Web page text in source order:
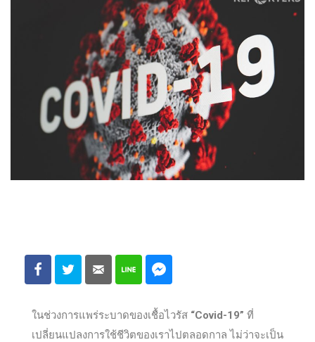
ในช่วงการแพร่ระบาดของเชื้อไวรัส “Covid-19” ที่
เปลี่ยนแปลงการใช้ชีวิตของเราไปตลอดกาล ไม่ว่าจะเป็น